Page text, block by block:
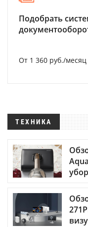
Подобрать
От 1 360 руб./месяц
ТЕХНИКА